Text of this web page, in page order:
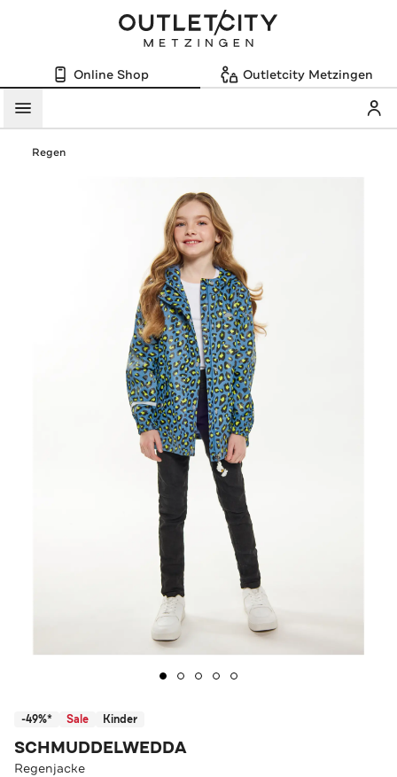
Online Shop Outletcity Metzingen
Menü
Regen
-49%* Sale Kinder
SCHMUDDELWEDDA
Regenjacke